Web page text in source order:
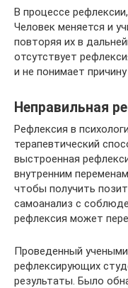
В процессе
Человек меняется и
повторяя их в
отсутствует
и не понимает
Неправильная
Рефлексия в
терапевтический
выстроенная
внутренним
чтобы получить
самоанализ с
рефлексия может
Проведенный
рефлексирующих
результаты. Было